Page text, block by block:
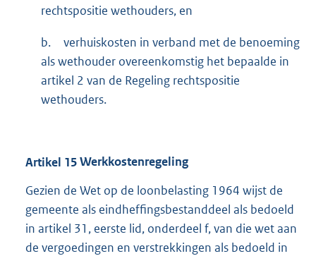
rechtspositie wethouders, en
b.
verhuiskosten in verband met de benoeming
als wethouder overeenkomstig het bepaalde in
artikel 2 van de Regeling rechtspositie
wethouders.
Artikel 15Werkkostenregeling
Gezien de Wet op de loonbelasting 1964 wijst de
gemeente als eindheffingsbestanddeel als bedoeld
in artikel 31, eerste lid, onderdeel f, van die wet aan
de vergoedingen en verstrekkingen als bedoeld in